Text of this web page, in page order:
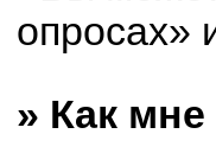
опросах»
» Как